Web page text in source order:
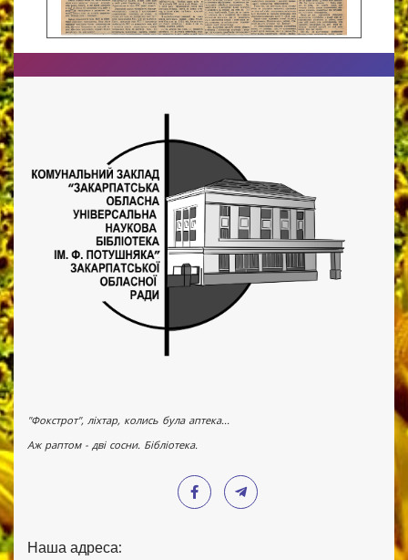
"Фокстрот", ліхтар, колись була аптека...
Аж раптом - дві сосни. Бібліотека.
Наша адреса: